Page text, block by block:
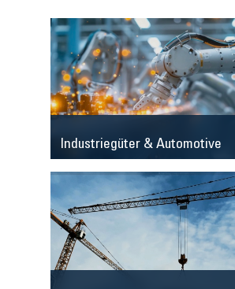
Industriegüter & Automotive